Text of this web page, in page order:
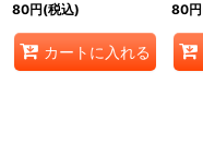
80円(税込)
カートに入れる
80円